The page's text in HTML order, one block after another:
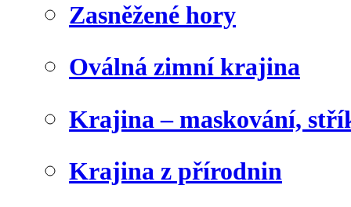
Zasněžené hory
Oválná zimní krajina
Krajina – maskování,
Krajina z přírodnin